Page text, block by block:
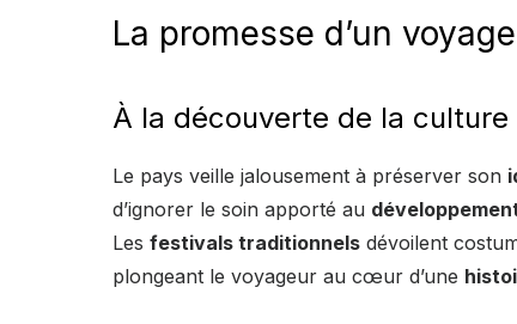
La promesse d’un
À la découverte de la culture
Le pays veille jalousement à préserver son
d’ignorer le soin apporté au
Les festivals traditionnels dévoilent
plongeant le voyageur au cœur d’une